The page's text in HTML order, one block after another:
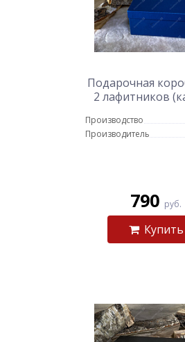
Подарочная
2 лафитников
Производство
Производитель
790 руб.
Купить